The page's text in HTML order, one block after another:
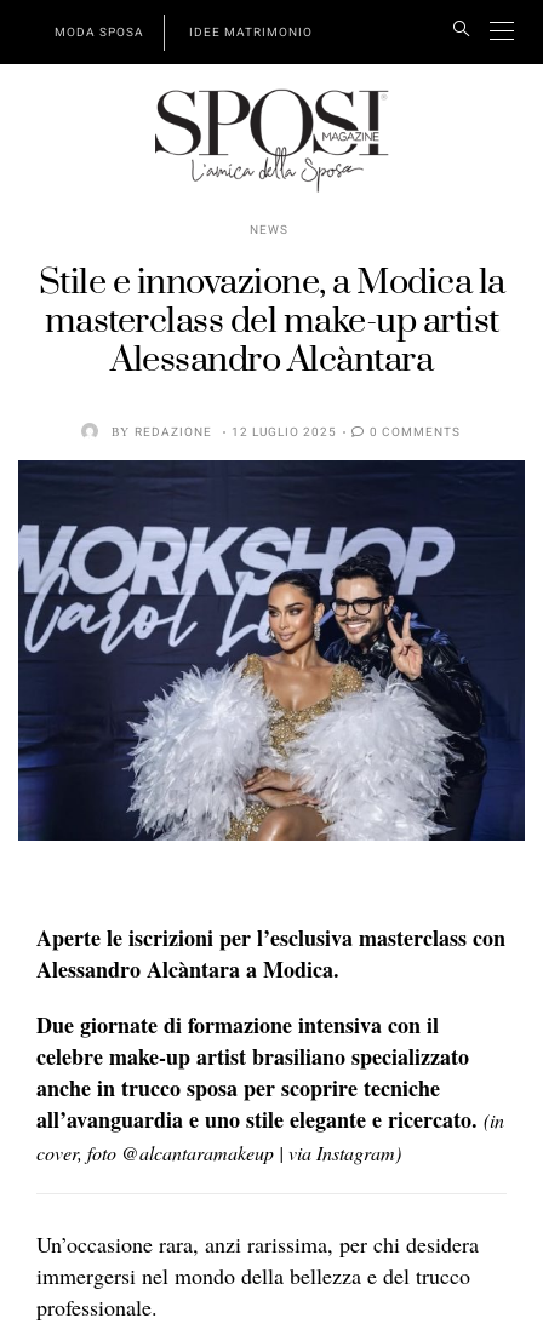
MODA SPOSA IDEE MATRIMONIO
NEWS
Stile e innovazione, a Modica la
masterclass del make-up artist
Alessandro Alcàntara
BY REDAZIONE 12 LUGLIO 2025 0 COMMENTS
Aperte le iscrizioni per l’esclusiva masterclass con
Alessandro Alcàntara a Modica.
Due giornate di formazione intensiva con il
celebre make-up artist brasiliano specializzato
anche in trucco sposa per scoprire tecniche
all’avanguardia e uno stile elegante e ricercato. (in
cover, foto @alcantaramakeup | via Instagram)
Un’occasione rara, anzi rarissima, per chi desidera
immergersi nel mondo della bellezza e del trucco
professionale.